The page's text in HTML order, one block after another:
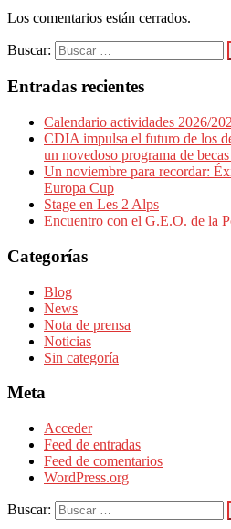
Los comentarios están cerrados.
Buscar:
Entradas recientes
Calendario actividades 2026/
CDIA impulsa el futuro de los
un novedoso programa de
Un noviembre para recordar:
Europa Cup
Stage en Les 2 Alps
Encuentro con el G.E.O. de la
Categorías
Blog
News
Nota de prensa
Noticias
Sin categoría
Meta
Acceder
Feed de entradas
Feed de comentarios
WordPress.org
Buscar: